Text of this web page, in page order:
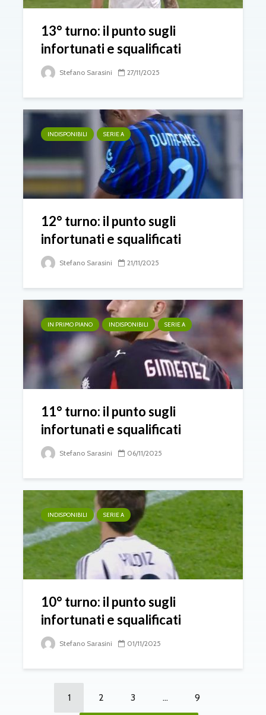
13° turno: il punto sugli
infortunati e squalificati
Stefano Sarasini 27/11/2025
INDISPONIBILI SERIE A
12° turno: il punto sugli
infortunati e squalificati
Stefano Sarasini 21/11/2025
IN PRIMO PIANO INDISPONIBILI SERIE A
11° turno: il punto sugli
infortunati e squalificati
Stefano Sarasini 06/11/2025
INDISPONIBILI SERIE A
10° turno: il punto sugli
infortunati e squalificati
Stefano Sarasini 01/11/2025
1 2 3 … 9